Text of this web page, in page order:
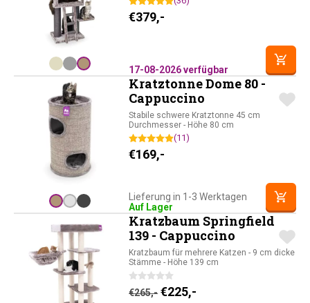
€379,-
17-08-2026 verfügbar
Kratztonne Dome 80 -
Cappuccino
Stabile schwere Kratztonne 45 cm
Durchmesser - Höhe 80 cm
(11)
€169,-
Lieferung in 1-3 Werktagen
Auf Lager
Kratzbaum Springfield
139 - Cappuccino
Kratzbaum für mehrere Katzen - 9 cm dicke
Stämme - Höhe 139 cm
€265,- Ursprünglicher Preis war:
€225,-